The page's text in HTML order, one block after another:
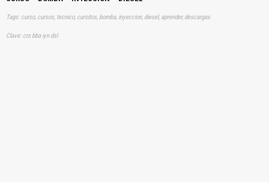
Tags: curso, cursos, tecnico, cursitos, bomba, inyeccion, diesel, aprender, descargas
Clave: crs bba iyn dsl